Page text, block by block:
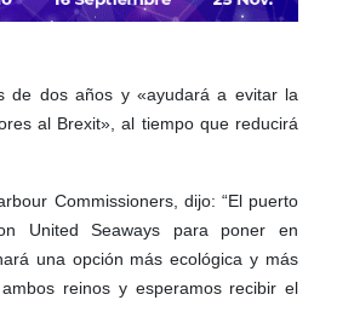
de dos años y «ayudará a evitar la
al Brexit», al tiempo que reducirá
Commissioners, dijo: “El puerto
United Seaways para poner en
una opción más ecológica y más
reinos y esperamos recibir el